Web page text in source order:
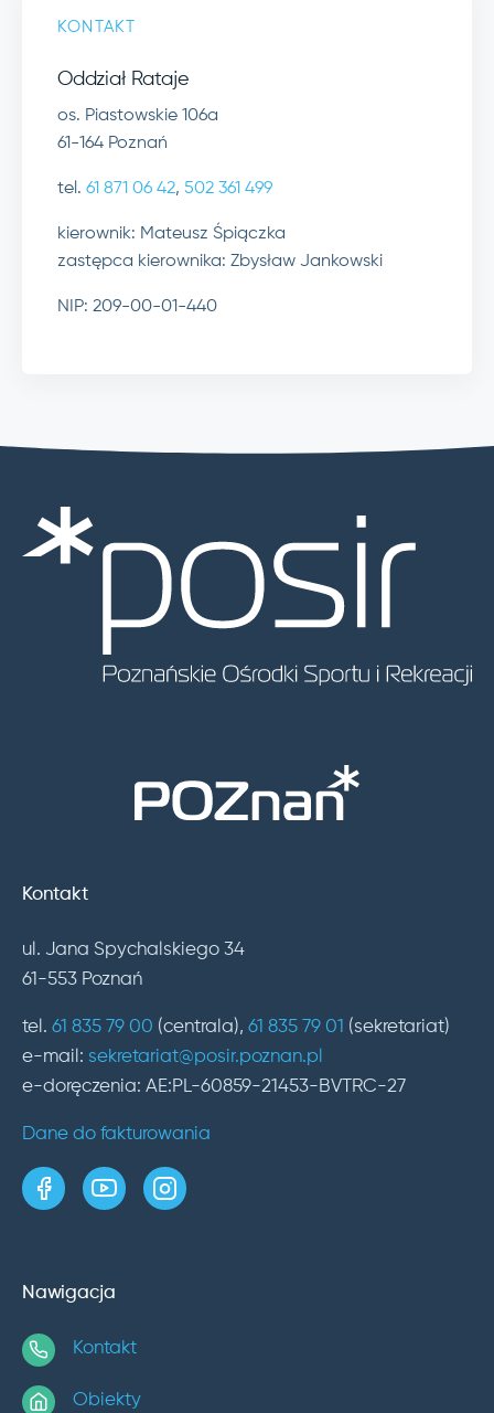
KONTAKT
Oddział Rataje
os. Piastowskie 106a
61-164 Poznań
tel. 61 871 06 42, 502 361 499
kierownik: Mateusz Śpiączka
zastępca kierownika: Zbysław Jankowski
NIP: 209-00-01-440
Kontakt
ul. Jana Spychalskiego 34
61-553 Poznań
tel. 61 835 79 00 (centrala), 61 835 79 01 (sekretariat)
e-mail: sekretariat@posir.poznan.pl
e-doręczenia: AE:PL-60859-21453-BVTRC-27
Dane do fakturowania
strona w serwisie Facebook
kanał w serwisie YouTube
profil w serwisie Instagram
Nawigacja
Kontakt
Obiekty